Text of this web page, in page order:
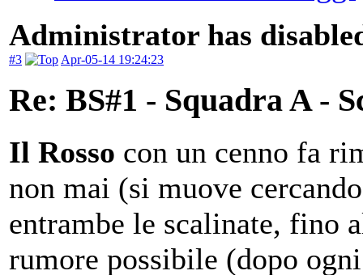
Administrator has
#3 Apr-05-14 19:24:23
Re: BS#1 - Squadra A -
Il Rosso con un cenno fa
non mai (si muove
entrambe le scalinate, fino
rumore possibile (dopo